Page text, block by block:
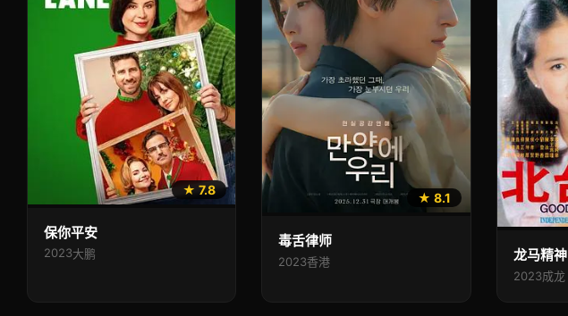
★ 7.8
保你平安
2023大鹏
★ 8.1
毒舌律师
2023香港 龙马精神
2023成龙